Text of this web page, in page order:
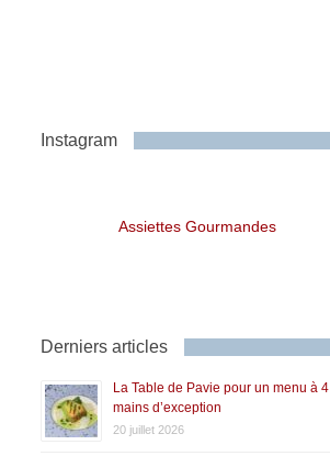
Instagram
Assiettes Gourmandes
Derniers articles
La Table de Pavie pour un menu à 4
mains d’exception
20 juillet 2026